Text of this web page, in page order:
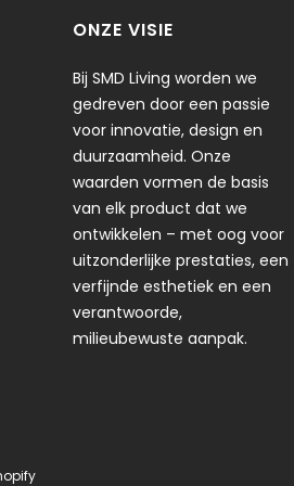
niet worden geretourneerd, zoals
(zoals speciale bestellingen of
verzorgingsproducten (zoals
ook geen retouren van gevaarlijke
of gassen. Neem gerust
hebt over je specifieke artikel.
accepteren van
wat je wilt, is het artikel dat je
de retourzending is
bedenktijd
ONZE VISIE
Bij SMD Living worden we
gedreven door een passie
voor innovatie, design en
duurzaamheid. Onze
waarden vormen de basis
van elk product dat we
ontwikkelen – met oog voor
uitzonderlijke prestaties, een
verfijnde esthetiek en een
verantwoorde,
milieubewuste aanpak.